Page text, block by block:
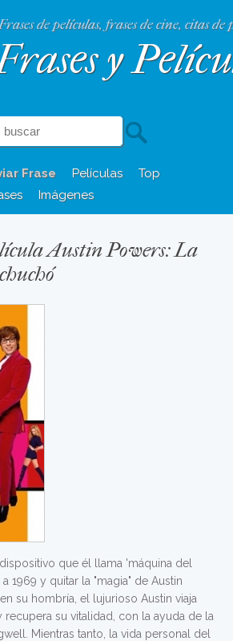
de películas, frases de cine, citas de
y
Frase Películas
Top
Imágenes
Austin Powers: La
que él llama 'máquina del
1969 y quitar la "magia" de Austin
su hombría, el lujurioso Austin viaja
recupera su vitalidad, con la ayuda de la
Mientras tanto, la vida personal del